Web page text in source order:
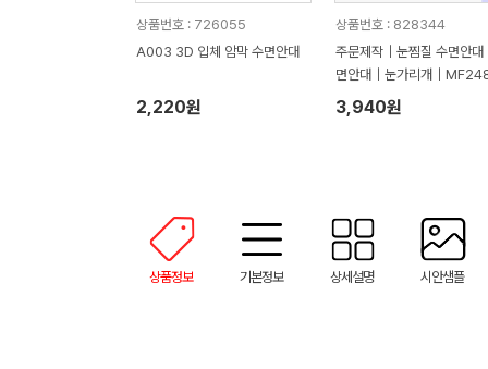
상품번호 : 726055
A003 3D 입체 암막 수면안대
2,220원
상품번호 : 828344
주문제작｜눈찜질 수면안대
면안대｜눈가리개｜
3,940원
상품정보 기본정보 상세설명 시안샘플